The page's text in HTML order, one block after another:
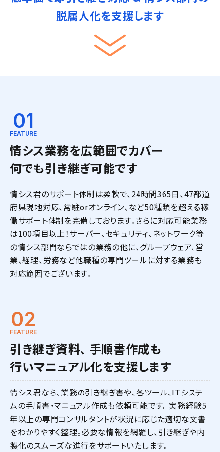
脱属人化を支援します
01
FEATURE
情シス業務を広範囲でカバー
何でも引き継ぎ可能です
情シス君のサポート体制は柔軟で、24時間365日、47都道
府県現地対応、常駐orオンライン、など50種類を超える稼
働サポート体制を完備しております。さらに対応可能業務
は100項目以上！サーバー、セキュリティ、ネットワーク等
の情シス部門ならではの業務の他に、グループウェア、営
業、経理、労務など他職種の専門ツールに対する業務も
対応範囲でございます。
02
FEATURE
引き継ぎ資料、 手順書作成も
行いマニュアル化を支援します
情シス君なら、業務の引き継ぎ書や、各ツール、ITシステ
ムの手順書・マニュアル作成も依頼可能です。 実務経験5
年以上の専門コンサルタントが状況に応じた適切な文書
をわかりやすく整理。必要な情報を網羅し、引き継ぎや内
製化のスムーズな進行をサポートいたします。